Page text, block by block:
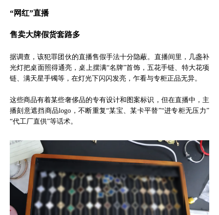
“网红”直播
售卖大牌假货套路多
据调查，该犯罪团伙的直播售假手法十分隐蔽。直播间里，几盏补
光灯把桌面照得通亮，桌上摆满“名牌”首饰，五花手链、特大花项
链、满天星手镯等，在灯光下闪闪发亮，乍看与专柜正品无异。
这些商品有着某些奢侈品的专有设计和图案标识，但在直播中，主
播刻意遮挡商品logo，不断重复“某宝、某卡平替”“进专柜无压力”
“代工厂直供”等话术。